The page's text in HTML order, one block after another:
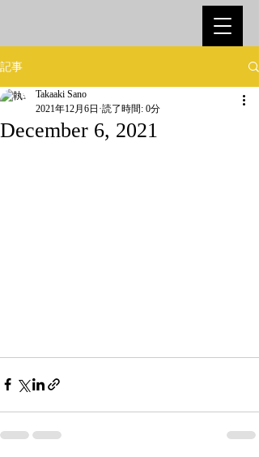
記事
December 6, 2021
Takaaki Sano
2021年12月6日 読了時間: 0分